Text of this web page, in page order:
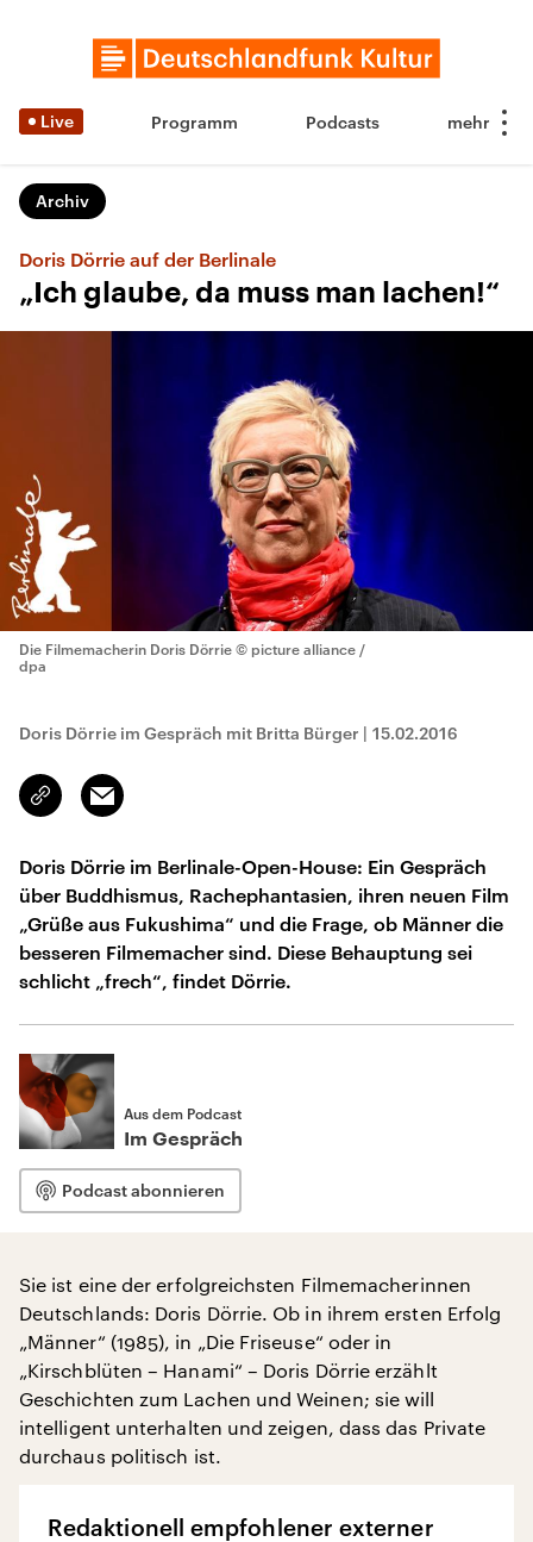
Live Programm Podcasts
Archiv
Doris Dörrie auf der Berlinale
„Ich glaube, da muss man lachen!“
Die Filmemacherin Doris Dörrie © picture alliance /
dpa
Doris Dörrie im Gespräch mit Britta Bürger | 15.02.2016
Link
kopieren/teilen
Email
Doris Dörrie im Berlinale-Open-House: Ein Gespräch
über Buddhismus, Rachephantasien, ihren neuen Film
„Grüße aus Fukushima“ und die Frage, ob Männer die
besseren Filmemacher sind. Diese Behauptung sei
schlicht „frech“, findet Dörrie.
Aus dem Podcast
Im Gespräch
Podcast abonnieren
Sie ist eine der erfolgreichsten Filmemacherinnen
Deutschlands: Doris Dörrie. Ob in ihrem ersten Erfolg
„Männer“ (1985), in „Die Friseuse“ oder in
„Kirschblüten – Hanami“ – Doris Dörrie erzählt
Geschichten zum Lachen und Weinen; sie will
intelligent unterhalten und zeigen, dass das Private
durchaus politisch ist.
Redaktionell empfohlener externer